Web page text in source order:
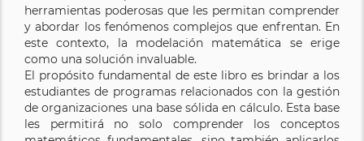
herramientas poderosas que les permitan comprender
y abordar los fenómenos complejos que enfrentan. En
este contexto, la modelación matemática se erige
como una solución invaluable.
El propósito fundamental de este libro es brindar a los
estudiantes de programas relacionados con la gestión
de organizaciones una base sólida en cálculo. Esta base
les permitirá no solo comprender los conceptos